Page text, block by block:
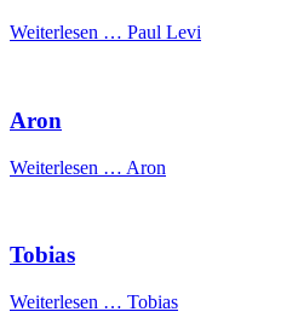
Weiterlesen … Paul Levi
Aron
Weiterlesen … Aron
Tobias
Weiterlesen … Tobias